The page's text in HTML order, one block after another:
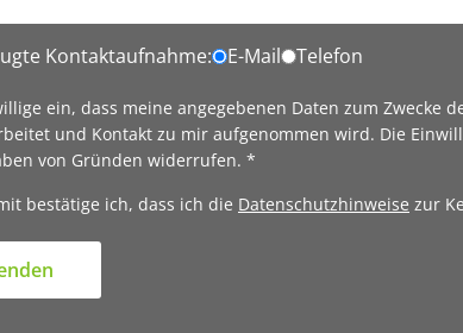
Kontaktaufnahme: E-Mail Telefon
ein, dass meine angegebenen Daten zum Zwecke
und Kontakt zu mir aufgenommen wird. Die
von Gründen widerrufen. *
bestätige ich, dass ich die Datenschutzhinweise zur